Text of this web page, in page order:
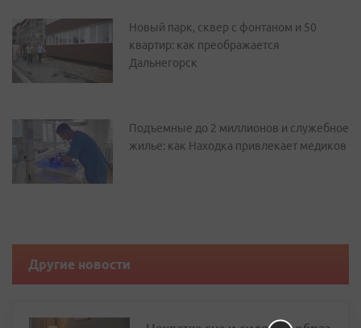
Новый парк, сквер с фонтаном и 50
квартир: как преображается
Дальнегорск
Подъемные до 2 миллионов и служебное
жилье: как Находка привлекает медиков
Другие новости